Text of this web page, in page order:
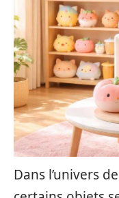
Dans l’univers